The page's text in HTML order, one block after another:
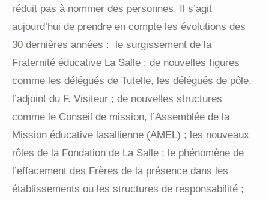
réduit pas à nommer des personnes. Il s’agit
aujourd’hui de prendre en compte les évolutions des
30 dernières années :
le surgissement de la
Fraternité éducative La Salle ; de nouvelles figures
comme les délégués de Tutelle, les délégués de pôle,
l’adjoint du F. Visiteur ; de nouvelles structures
comme le Conseil de mission, l’Assemblée de la
Mission éducative lasallienne (AMEL) ; les nouveaux
rôles de la Fondation de La Salle ; le phénomène de
l’effacement des Frères de la présence dans les
établissements ou les structures de responsabilité ;